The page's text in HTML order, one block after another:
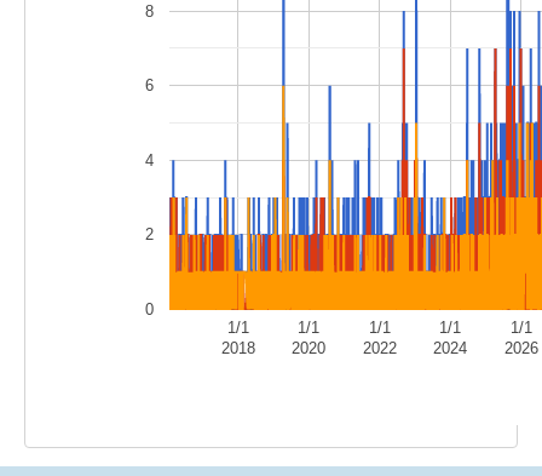
1/1
2018
1/1
2020
1/1
2022
1/1
2024
1/1
2026
0
2
4
6
8